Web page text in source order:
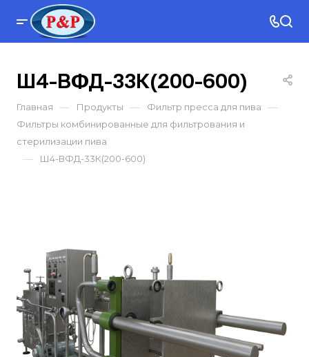
Ш4-ВФД-33К(200-600)
Главная — Продукты — Фильтр пресса для пива —
Фильтры комбинированные для фильтрования и
стерилизации пива
— Ш4-ВФД-33К(200-600)